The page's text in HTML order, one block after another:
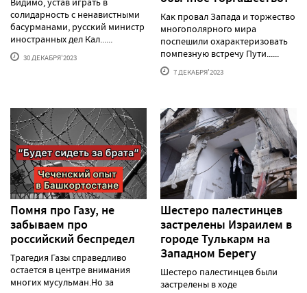
солидарность с ненавистными
басурманами, русский министр
иностранных дел Кал......
30 ДЕКАБРЯ'2023
Как провал Запада и торжество
многополярного мира
поспешили охарактеризовать
помпезную встречу Пути......
7 ДЕКАБРЯ'2023
Помня про Газу, не
забываем про
российский беспредел
Трагедия Газы справедливо
остается в центре внимания
многих мусульман.Но за
Шестеро палестинцев
застрелены Израилем в
городе Тулькарм на
Западном Берегу
Шестеро палестинцев были
застрелены в ходе